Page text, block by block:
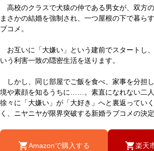
高校のクラスで犬猿の仲である男女が、双方
まさかの結婚を強制され、一つ屋根の下で暮ら
ブコメ。
お互いに「大嫌い」という建前でスタートし
いう利害一致の隠密生活を送ります。
しかし、同じ部屋でご飯を食べ、家事を分担
境や素顔を知るうちに……。素直になれない二人
徐々に「大嫌い」が「大好き」へと裏返ってい
く、ニヤニヤが限界突破する新婚ラブコメの決定
Amazonで購入する 楽天